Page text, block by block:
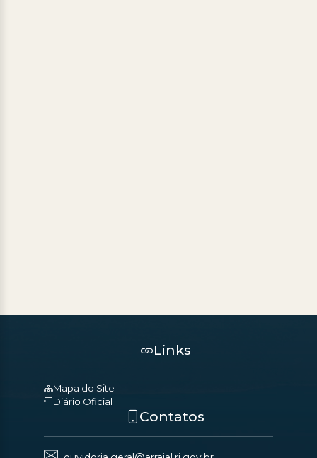
Links
Mapa do Site
Diário Oficial
Contatos